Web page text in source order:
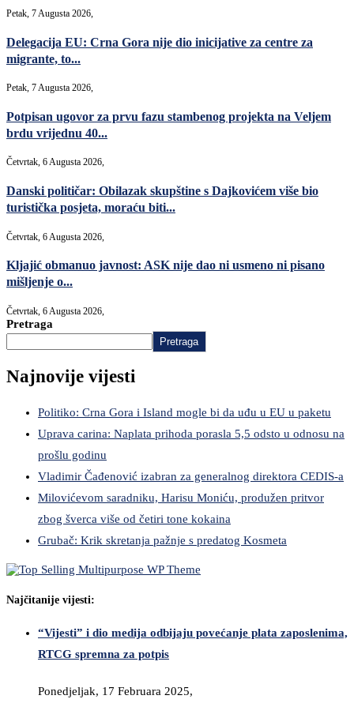
Petak, 7 Augusta 2026,
Delegacija EU: Crna Gora nije dio inicijative za centre za
migrante, to...
Petak, 7 Augusta 2026,
Potpisan ugovor za prvu fazu stambenog projekta na Veljem
brdu vrijednu 40...
Četvrtak, 6 Augusta 2026,
Danski političar: Obilazak skupštine s Dajkovićem više bio
turistička posjeta, moraću biti...
Četvrtak, 6 Augusta 2026,
Kljajić obmanuo javnost: ASK nije dao ni usmeno ni pisano
mišljenje o...
Četvrtak, 6 Augusta 2026,
Pretraga
Pretraga
Najnovije vijesti
Politiko: Crna Gora i Island mogle bi da uđu u EU u paketu
Uprava carina: Naplata prihoda porasla 5,5 odsto u odnosu na
prošlu godinu
Vladimir Čađenović izabran za generalnog direktora CEDIS-a
Milovićevom saradniku, Harisu Moniću, produžen pritvor
zbog šverca više od četiri tone kokaina
Grubač: Krik skretanja pažnje s predatog Kosmeta
Najčitanije vijesti:
“Vijesti” i dio medija odbijaju povećanje plata zaposlenima,
RTCG spremna za potpis
Ponedjeljak, 17 Februara 2025,